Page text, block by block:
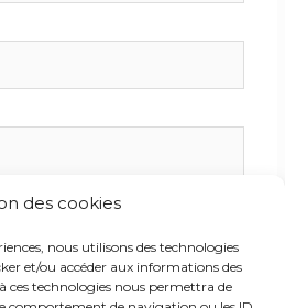
des cookies
nous utilisons des technologies
et/ou accéder aux informations des
ces technologies nous permettra de
prochain commentaire.